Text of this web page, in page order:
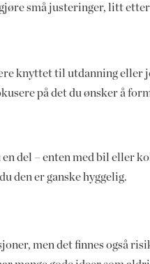
små justeringer, litt
knyttet til utdanning eller
på det du ønsker å
del – enten med bil eller
den er ganske hyggelig.
men det finnes også